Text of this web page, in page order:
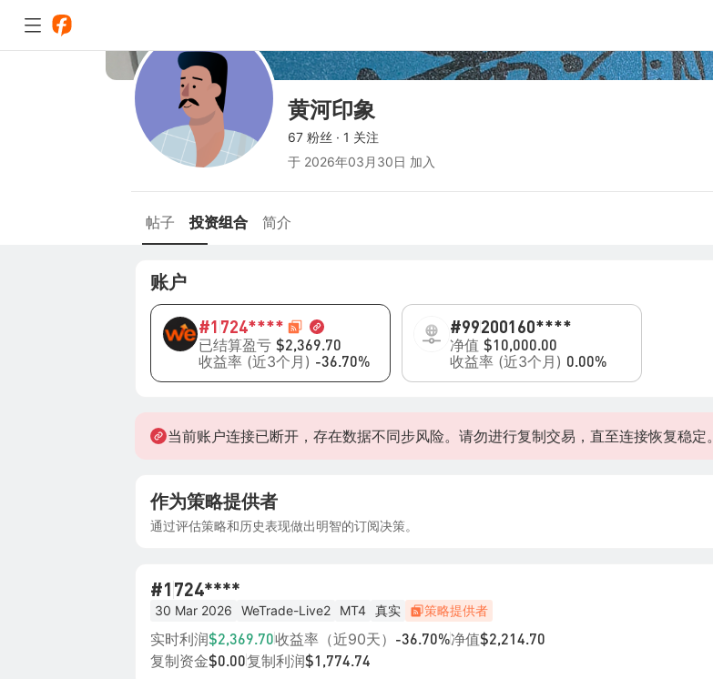
黄河印象
67 粉丝 · 1 关注
于 2026年03月30日 加入
帖子 投资组合 简介
账户
#1 724****
已结算盈亏 $2,369.70
收益率 (近3个月) -36.70%
#99200160****
净值 $10,000.00
收益率 (近3个月) 0.00%
当前账户连接已断开，存在数据不同步风险。请勿进行复制交易，直至连接恢复稳定。
作为策略提供者
通过评估策略和历史表现做出明智的订阅决策。
#1724****
30 Mar 2026 WeTrade-Live2 MT4 真实 策略提供者
实时利润$2,369.70收益率（近90天） -36.70%净值$2,214.70
复制资金$0.00复制利润$1,774.74